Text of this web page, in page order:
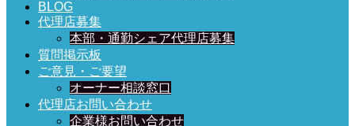
BLOG
代理店募集
本部・通勤シェア代理店募集
質問掲示板
ご意見・ご要望
オーナー相談窓口
代理店お問い合わせ
企業様お問い合わせ